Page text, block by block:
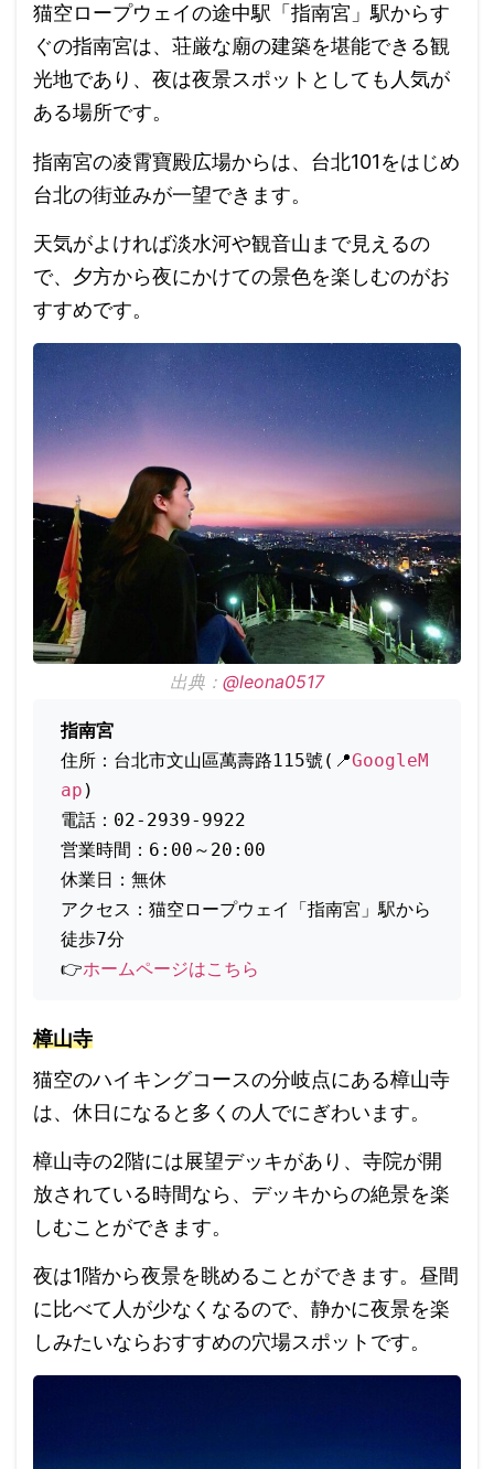
猫空ロープウェイの途中駅「指南宮」駅からす
ぐの指南宮は、荘厳な廟の建築を堪能できる観
光地であり、夜は夜景スポットとしても人気が
ある場所です。
指南宮の凌霄寶殿広場からは、台北101をはじめ
台北の街並みが一望できます。
天気がよければ淡水河や観音山まで見えるの
で、夕方から夜にかけての景色を楽しむのがお
すすめです。
出典： @leona0517
指南宮
住所：台北市文山區萬壽路115號(📍GoogleM
ap )
電話：02-2939-9922
営業時間：6:00～20:00
休業日：無休
アクセス：猫空ロープウェイ「指南宮」駅から
徒歩7分
👉ホームページはこちら
樟山寺
猫空のハイキングコースの分岐点にある樟山寺
は、休日になると多くの人でにぎわいます。
樟山寺の2階には展望デッキがあり、寺院が開
放されている時間なら、デッキからの絶景を楽
しむことができます。
夜は1階から夜景を眺めることができます。 昼間
に比べて人が少なくなるので、静かに夜景を楽
しみたいならおすすめの穴場スポットです。